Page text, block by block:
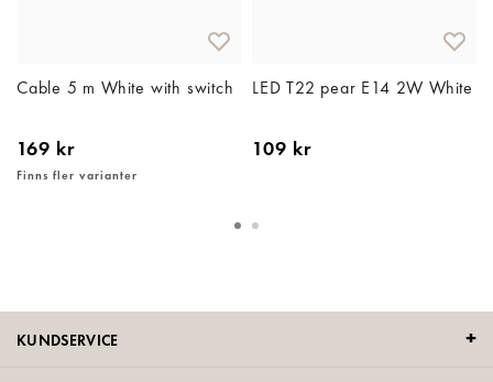
Cable 5 m White with switch
169 kr
Finns fler varianter
LED T22 pear E14 2W White
109 kr
KUNDSERVICE